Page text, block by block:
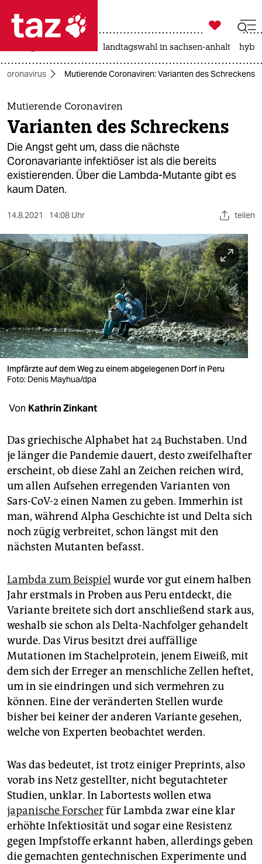
 taz zahl ich
taz zahl ich
themen
politik
öko
gesellschaft
kultur
sport
berlin
nord
wahrheit
verlag
verlag
shop
fragen & hilfe
unterstützen
abo
genossenschaft
epaper login

taz zahl ich
landtagswahl in sachsen-anhalt
Coronavirus Mutierende Coronaviren: Varianten des Schreckens
Mutierende Coronaviren
Varianten des Schreckens
Die Angst geht um, dass die nächste
Coronavariante infektiöser ist als die bereits
existierenden. Über die Lambda-Mutante gibt es
kaum Daten.
14.8.2021 14:08 Uhr teilen
Impfärzte auf dem Weg zu einem abgelegenen Dorf in Peru
Foto: Denis Mayhua/dpa
Von Kathrin Zinkant
Das griechische Alphabet hat 24 Buchstaben. Und
je länger die Pandemie dauert, desto zweifelhafter
erscheint, ob diese Zahl an Zeichen reichen wird,
um allen Aufsehen erregenden Varianten von
Sars-CoV-2 einen Namen zu geben. Immerhin ist
man, während Alpha Geschichte ist und Delta sich
noch zügig verbreitet, schon längst mit den
nächsten Mutanten befasst.
Lambda zum Beispiel wurde vor gut einem halben
Jahr erstmals in Proben aus Peru entdeckt, die
Variante breitete sich dort anschließend stark aus,
weshalb sie schon als Delta-Nachfolger gehandelt
wurde. Das Virus besitzt drei auffällige
Mutationen im Stachelprotein, jenem Eiweiß, mit
dem sich der Erreger an menschliche Zellen heftet,
um in sie eindringen und sich vermehren zu
können. Eine der veränderten Stellen wurde
bisher bei keiner der anderen Variante gesehen,
welche von Experten beobachtet werden.
Was das bedeutet, ist trotz einiger Preprints, also
vorab ins Netz gestellter, nicht begutachteter
Studien, unklar. In Labortests wollen etwa
japanische Forscherfür Lambda zwar eine klar
erhöhte Infektiosität und sogar eine Resistenz
gegen Impfstoffe erkannt haben, allerdings geben
die gemachten gentechnischen Experimente und